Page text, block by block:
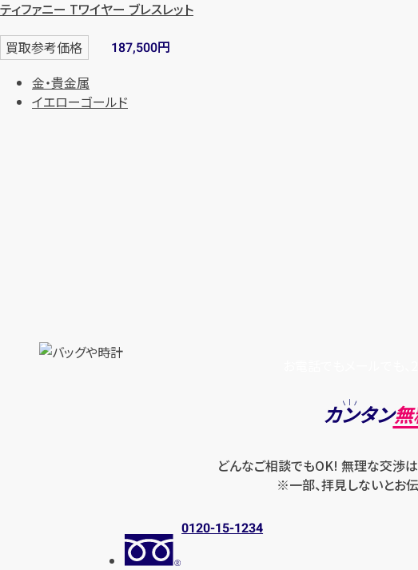
ティファニー Tワイヤー ブレスレット
買取参考価格 187,500円
金・貴金属
イエローゴールド
カンタン
どんなご相談でもOK! 無理な交渉は
※一部、拝見しないとお
0120-15-1234